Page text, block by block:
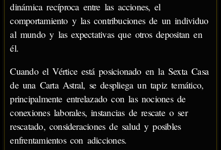
dinámica recíproca entre las acciones, el
comportamiento y las contribuciones de un individuo
al mundo y las expectativas que otros depositan en
él.
Cuando el Vértice está posicionado en la Sexta Casa
de una Carta Astral, se despliega un tapiz temático,
principalmente entrelazado con las nociones de
conexiones laborales, instancias de rescate o ser
rescatado, consideraciones de salud y posibles
enfrentamientos con adicciones.